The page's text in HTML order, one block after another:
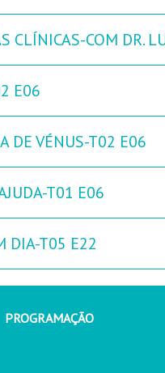
CLÍNICAS-COM DR.
E06
DE VÉNUS-T02 E06
T01 E06
DIA-T05 E22
PROGRAMAÇÃO